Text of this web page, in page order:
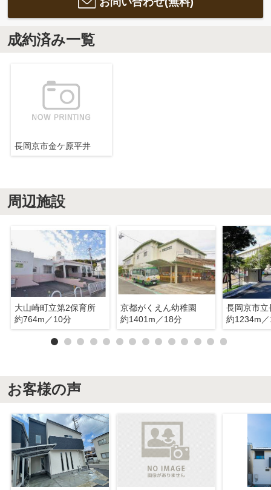
成約済み一覧
長岡京市金ケ原平井
周辺施設
大山崎町立第2保育所
約764m／10分
京都がくえん幼稚園
約1401m／18分
約1234m
お客様の声